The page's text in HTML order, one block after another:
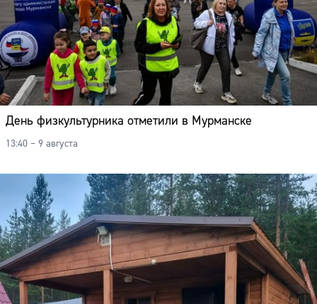
День физкультурника отметили в Мурманске
13:40 – 9 августа